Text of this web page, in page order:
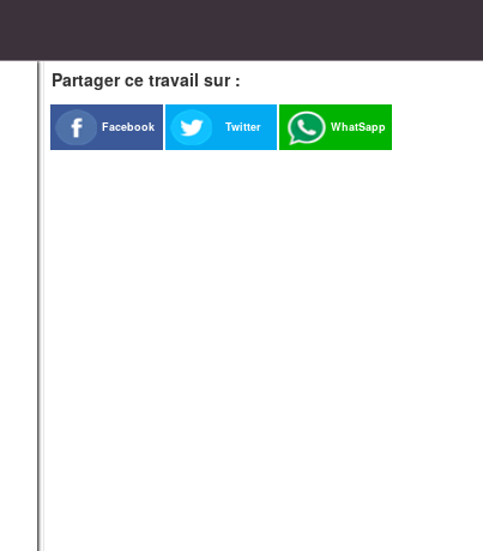
Partager ce travail sur :
Facebook Twitter WhatSapp